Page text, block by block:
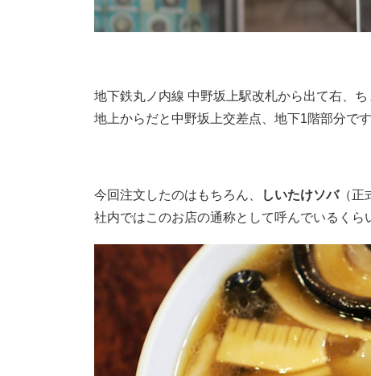
地下鉄丸ノ内線 中野坂上駅改札から出て右、
地上からだと中野坂上交差点、地下1階部分です
今回注文したのはもちろん、 しいたけソバ（正
社内ではこのお店の通称として呼んでいるく